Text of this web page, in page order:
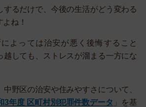
するだけで、今後の生活がどう変わる
ね！
よっては治安が悪く後悔すること
しても、ストレスが溜まる一方にな
野区の治安や住みやすさについて、
3年度 区町村別犯罪件数データ 」を基